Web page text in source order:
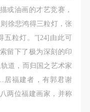
或油画的才艺竞赛，
徐悲鸿得三粒灯，张
五粒灯。”[24]由此可
留下了极为深刻的印
道，而归国之艺术家
福建者，有郭君谢
两位福建画家，并称